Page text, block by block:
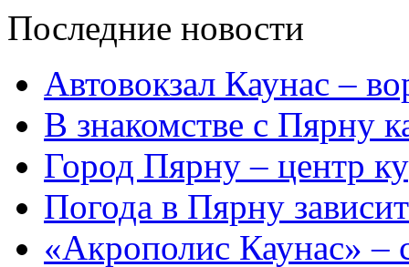
Последние новости
Автовокзал Каунас –
В знакомстве с Пярну
Город Пярну – центр
Погода в Пярну
«Акрополис Каунас» –